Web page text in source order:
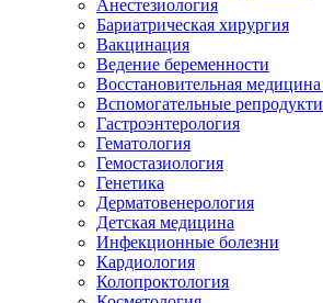
Анестезиология
Бариатрическая хирургия
Вакцинация
Ведение беременности
Восстановительная
Вспомогательные
Гастроэнтерология
Гематология
Гемостазиология
Генетика
Дерматовенерология
Детская медицина
Инфекционные болезни
Кардиология
Колопроктология